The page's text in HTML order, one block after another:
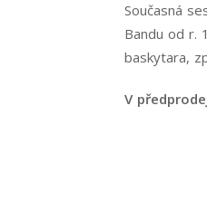
Současná
Bandu od r.
baskytara,
V